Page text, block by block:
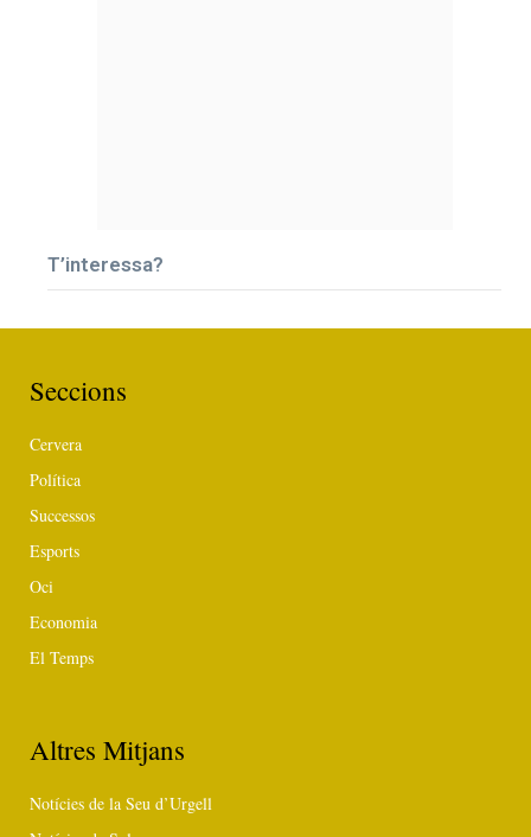
T’interessa?
Seccions
Cervera
Política
Successos
Esports
Oci
Economia
El Temps
Altres Mitjans
Notícies de la Seu d’Urgell